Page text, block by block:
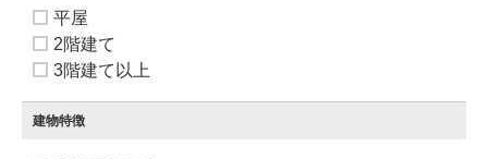
平屋
2階建て
3階建て以上
建物特徴